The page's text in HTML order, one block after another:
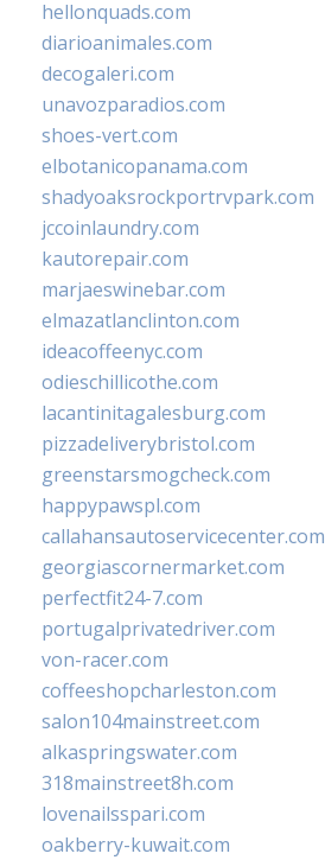
hellonquads.com
diarioanimales.com
decogaleri.com
unavozparadios.com
shoes-vert.com
elbotanicopanama.com
shadyoaksrockportrvpark.com
jccoinlaundry.com
kautorepair.com
marjaeswinebar.com
elmazatlanclinton.com
ideacoffeenyc.com
odieschillicothe.com
lacantinitagalesburg.com
pizzadeliverybristol.com
greenstarsmogcheck.com
happypawspl.com
callahansautoservicecenter.com
georgiascornermarket.com
perfectfit24-7.com
portugalprivatedriver.com
von-racer.com
coffeeshopcharleston.com
salon104mainstreet.com
alkaspringswater.com
318mainstreet8h.com
lovenailsspari.com
oakberry-kuwait.com